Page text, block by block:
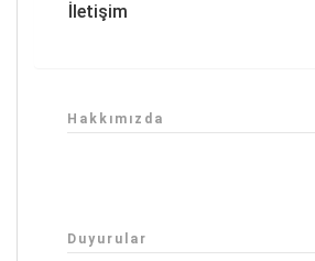
İletişim
Hakkımızda
Duyurular